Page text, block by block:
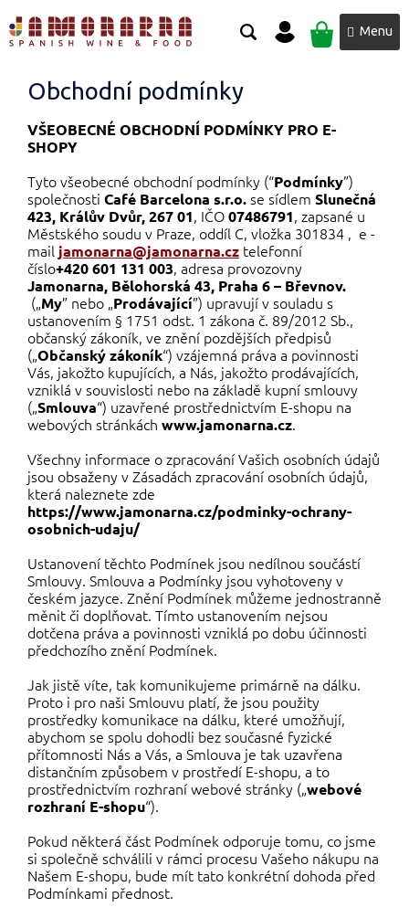
na
obsah
NÁKUPNÍ
KOŠÍK
Obchodní podmínky
VŠEOBECNÉ OBCHODNÍ PODMÍNKY PRO E-
SHOPY
Tyto všeobecné obchodní podmínky (“Podmínky”)
společnosti Café Barcelona s.r.o.se sídlem Slunečná
423, Králův Dvůr, 267 01, IČO07486791, zapsané u
Městského soudu v Praze, oddíl C, vložka 301834 , e -
mail jamonarna@jamonarna.cz telefonní
číslo+420 601 131 003, adresa provozovny
Jamonarna, Bělohorská 43, Praha 6 – Břevnov.
(„My” nebo „Prodávající”) upravují v souladu s
ustanovením § 1751 odst. 1 zákona č. 89/2012 Sb.,
občanský zákoník, ve znění pozdějších předpisů
(„Občanský zákoník“) vzájemná práva a povinnosti
Vás, jakožto kupujících, a Nás, jakožto prodávajících,
vzniklá v souvislosti nebo na základě kupní smlouvy
(„Smlouva“) uzavřené prostřednictvím E-shopu na
webových stránkách www.jamonarna.cz.
Všechny informace o zpracování Vašich osobních údajů
jsou obsaženy v Zásadách zpracování osobních údajů,
která naleznete zde
https://www.jamonarna.cz/podminky-ochrany-
osobnich-udaju/
Ustanovení těchto Podmínek jsou nedílnou součástí
Smlouvy. Smlouva a Podmínky jsou vyhotoveny v
českém jazyce. Znění Podmínek můžeme jednostranně
měnit či doplňovat. Tímto ustanovením nejsou
dotčena práva a povinnosti vzniklá po dobu účinnosti
předchozího znění Podmínek.
Jak jistě víte, tak komunikujeme primárně na dálku.
Proto i pro naši Smlouvu platí, že jsou použity
prostředky komunikace na dálku, které umožňují,
abychom se spolu dohodli bez současné fyzické
přítomnosti Nás a Vás, a Smlouva je tak uzavřena
distančním způsobem v prostředí E-shopu, a to
prostřednictvím rozhraní webové stránky („webové
rozhraní E-shopu“).
Pokud některá část Podmínek odporuje tomu, co jsme
si společně schválili v rámci procesu Vašeho nákupu na
Našem E-shopu, bude mít tato konkrétní dohoda před
Podmínkami přednost.